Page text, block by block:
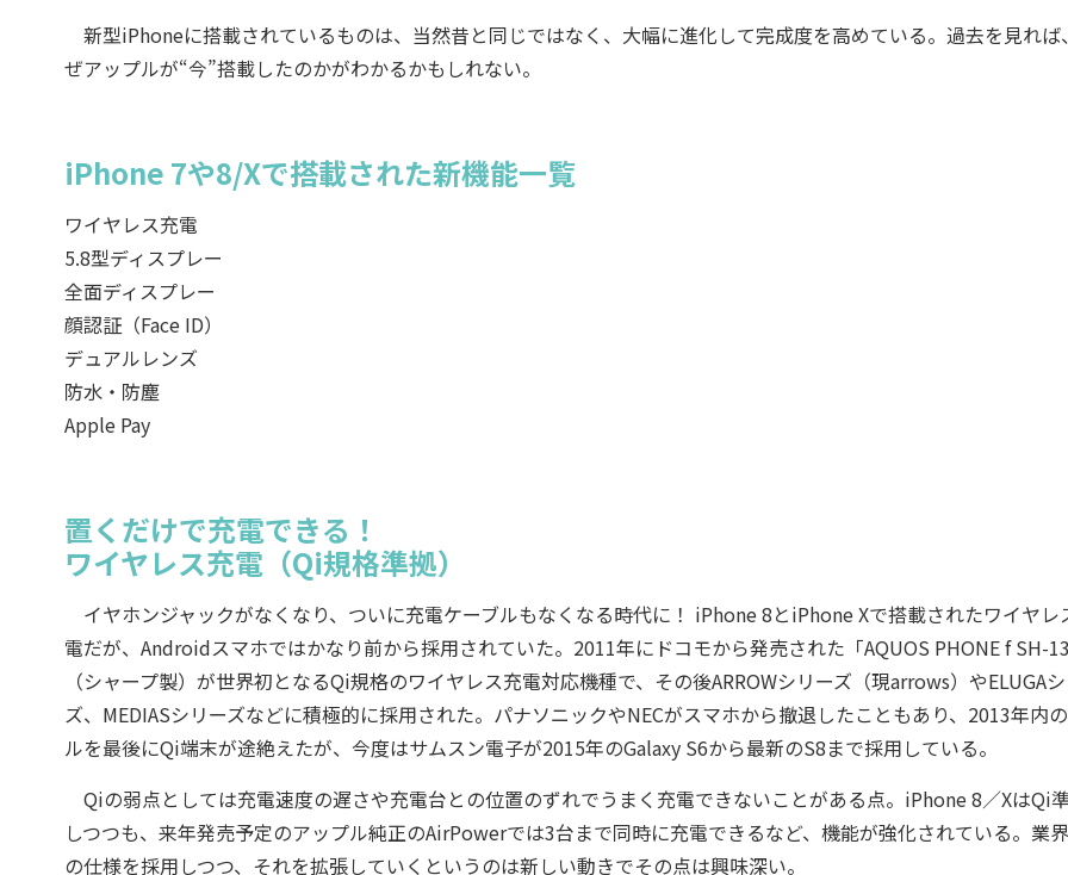
新型iPhoneに搭載されているものは、当然昔と同じではなく、大幅に進化して完成度を高めている。過去を見れば
ぜアップルが“今”搭載したのかがわかるかもしれない。
iPhone 7や8/Xで搭載された新機能一覧
ワイヤレス充電
5.8型ディスプレー
全面ディスプレー
顔認証（Face ID）
デュアルレンズ
防水・防塵
Apple Pay
置くだけで充電できる！
ワイヤレス充電（Qi規格準拠）
イヤホンジャックがなくなり、ついに充電ケーブルもなくなる時代に！ iPhone 8とiPhone Xで搭載されたワイヤレ
電だが、Androidスマホではかなり前から採用されていた。2011年にドコモから発売された「AQUOS PHONE f SH-
（シャープ製）が世界初となるQi規格のワイヤレス充電対応機種で、その後ARROWシリーズ（現arrows）やELUGA
ズ、MEDIASシリーズなどに積極的に採用された。パナソニックやNECがスマホから撤退したこともあり、2013年内
ルを最後にQi端末が途絶えたが、今度はサムスン電子が2015年のGalaxy S6から最新のS8まで採用している。
Qiの弱点としては充電速度の遅さや充電台との位置のずれでうまく充電できないことがある点。iPhone 8／XはQi
しつつも、来年発売予定のアップル純正のAirPowerでは3台まで同時に充電できるなど、機能が強化されている。業
の仕様を採用しつつ、それを拡張していくというのは新しい動きでその点は興味深い。